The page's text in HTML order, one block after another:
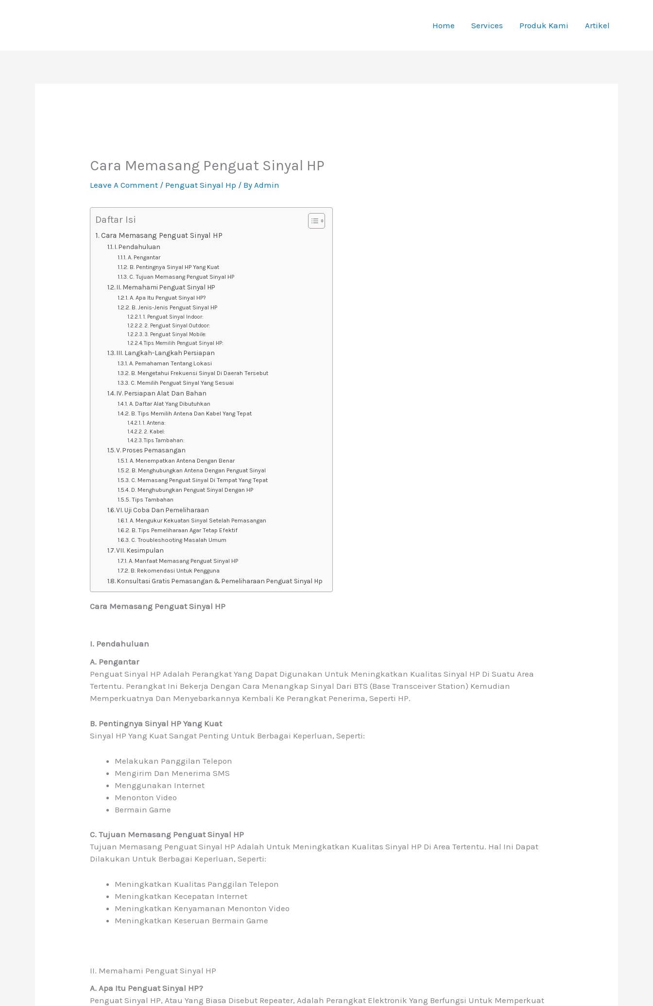
Home Services Produk Kami Artikel
Cara Memasang Penguat Sinyal HP
Leave A Comment / Penguat Sinyal Hp / By Admin
Daftar Isi
Cara Memasang Penguat Sinyal HP
I. Pendahuluan
A. Pengantar
B. Pentingnya Sinyal HP Yang Kuat
C. Tujuan Memasang Penguat Sinyal HP
II. Memahami Penguat Sinyal HP
A. Apa Itu Penguat Sinyal HP?
B. Jenis-Jenis Penguat Sinyal HP
1. Penguat Sinyal Indoor:
2. Penguat Sinyal Outdoor:
3. Penguat Sinyal Mobile:
Tips Memilih Penguat Sinyal HP:
III. Langkah-Langkah Persiapan
A. Pemahaman Tentang Lokasi
B. Mengetahui Frekuensi Sinyal Di Daerah Tersebut
C. Memilih Penguat Sinyal Yang Sesuai
IV. Persiapan Alat Dan Bahan
A. Daftar Alat Yang Dibutuhkan
B. Tips Memilih Antena Dan Kabel Yang Tepat
1. Antena:
2. Kabel:
Tips Tambahan:
V. Proses Pemasangan
A. Menempatkan Antena Dengan Benar
B. Menghubungkan Antena Dengan Penguat Sinyal
C. Memasang Penguat Sinyal Di Tempat Yang Tepat
D. Menghubungkan Penguat Sinyal Dengan HP
Tips Tambahan
VI. Uji Coba Dan Pemeliharaan
A. Mengukur Kekuatan Sinyal Setelah Pemasangan
B. Tips Pemeliharaan Agar Tetap Efektif
C. Troubleshooting Masalah Umum
VII. Kesimpulan
A. Manfaat Memasang Penguat Sinyal HP
B. Rekomendasi Untuk Pengguna
Konsultasi Gratis Pemasangan & Pemeliharaan Penguat Sinyal Hp
Cara Memasang Penguat Sinyal HP
I. Pendahuluan
A. Pengantar
Penguat Sinyal HP Adalah Perangkat Yang Dapat Digunakan Untuk Meningkatkan Kualitas Sinyal HP Di Suatu Area
Tertentu. Perangkat Ini Bekerja Dengan Cara Menangkap Sinyal Dari BTS (Base Transceiver Station) Kemudian
Memperkuatnya Dan Menyebarkannya Kembali Ke Perangkat Penerima, Seperti HP.
B. Pentingnya Sinyal HP Yang Kuat
Sinyal HP Yang Kuat Sangat Penting Untuk Berbagai Keperluan, Seperti:
Melakukan Panggilan Telepon
Mengirim Dan Menerima SMS
Menggunakan Internet
Menonton Video
Bermain Game
C. Tujuan Memasang Penguat Sinyal HP
Tujuan Memasang Penguat Sinyal HP Adalah Untuk Meningkatkan Kualitas Sinyal HP Di Area Tertentu. Hal Ini Dapat
Dilakukan Untuk Berbagai Keperluan, Seperti:
Meningkatkan Kualitas Panggilan Telepon
Meningkatkan Kecepatan Internet
Meningkatkan Kenyamanan Menonton Video
Meningkatkan Keseruan Bermain Game
II. Memahami Penguat Sinyal HP
A. Apa Itu Penguat Sinyal HP?
Penguat Sinyal HP, Atau Yang Biasa Disebut Repeater, Adalah Perangkat Elektronik Yang Berfungsi Untuk Memperkuat